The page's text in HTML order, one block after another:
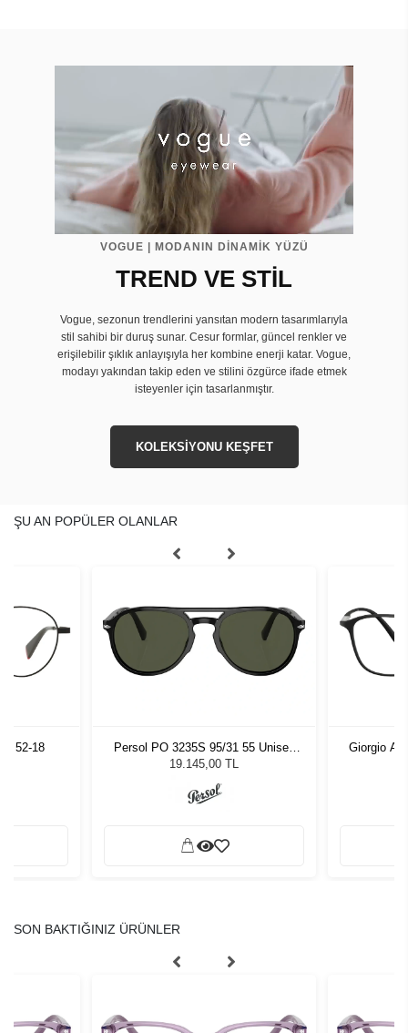
VOGUE | MODANIN DİNAMİK YÜZÜ
TREND VE STİL
Vogue, sezonun trendlerini yansıtan modern tasarımlarıyla
stil sahibi bir duruş sunar. Cesur formlar, güncel renkler ve
erişilebilir şıklık anlayışıyla her kombine enerji katar. Vogue,
modayı yakından takip eden ve stilini özgürce ifade etmek
isteyenler için tasarlanmıştır.
KOLEKSİYONU KEŞFET
ŞU AN POPÜLER OLANLAR
52-18
Persol PO 3235S 95/31 55 Unisex
Güneş Gözlüğü
19.145,00 TL
Giorgio
SON BAKTIĞINIZ ÜRÜNLER